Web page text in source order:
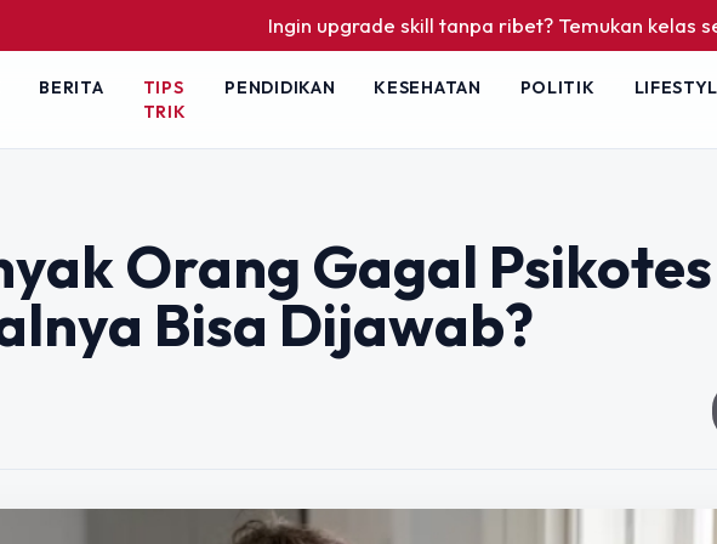
Ingin upgrade skill tanpa ribet? Temukan kelas seru dan
BERITA
TIPS
TRIK
PENDIDIKAN KESEHATAN POLITIK
Orang Gagal Psikotes
Bisa Dijawab?